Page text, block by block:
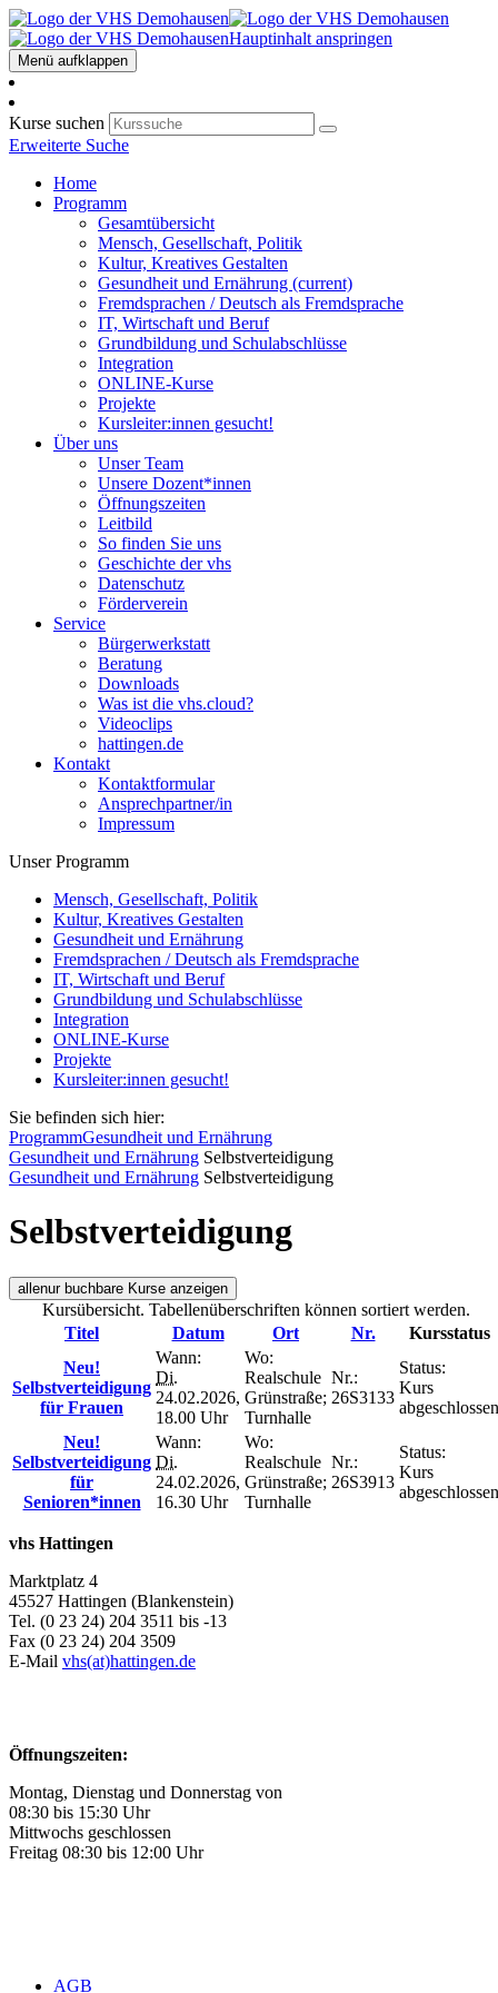
Hauptinhalt anspringen
Menü aufklappen
Kurse suchen
Erweiterte Suche
Home
Programm
Gesamtübersicht
Mensch, Gesellschaft, Politik
Kultur, Kreatives Gestalten
Gesundheit und Ernährung (current)
Fremdsprachen / Deutsch als Fremdsprache
IT, Wirtschaft und Beruf
Grundbildung und Schulabschlüsse
Integration
ONLINE-Kurse
Projekte
Kursleiter:innen gesucht!
Über uns
Unser Team
Unsere Dozent*innen
Öffnungszeiten
Leitbild
So finden Sie uns
Geschichte der vhs
Datenschutz
Förderverein
Service
Bürgerwerkstatt
Beratung
Downloads
Was ist die vhs.cloud?
Videoclips
hattingen.de
Kontakt
Kontaktformular
Ansprechpartner/in
Impressum
Unser Programm
Mensch, Gesellschaft, Politik
Kultur, Kreatives Gestalten
Gesundheit und Ernährung
Fremdsprachen / Deutsch als Fremdsprache
IT, Wirtschaft und Beruf
Grundbildung und Schulabschlüsse
Integration
ONLINE-Kurse
Projekte
Kursleiter:innen gesucht!
Sie befinden sich hier:
ProgrammGesundheit und Ernährung
Gesundheit und Ernährung Selbstverteidigung
Gesundheit und Ernährung Selbstverteidigung
Selbstverteidigung
allenur buchbare Kurse anzeigen
Kursübersicht. Tabellenüberschriften können sortiert werden.
Titel
Datum Ort Nr.
Kursstatus
Neu!
Selbstverteidigung
für Frauen
Wann:
Di.
24.02.2026,
18.00 Uhr
Wo:
Realschule
Grünstraße;
Turnhalle
Nr.:
26S3133
Status:
Kurs
abgeschlossen
Neu!
Selbstverteidigung
für
Senioren*innen
Wann:
Di.
24.02.2026,
16.30 Uhr
Wo:
Realschule
Grünstraße;
Turnhalle
Nr.:
26S3913
Status:
Kurs
abgeschlossen
vhs Hattingen
Marktplatz 4
45527 Hattingen (Blankenstein)
Tel. (0 23 24) 204 3511 bis -13
Fax (0 23 24) 204 3509
E-Mail vhs(at)hattingen.de
Öffnungszeiten:
Montag, Dienstag und Donnerstag von
08:30 bis 15:30 Uhr
Mittwochs geschlossen
Freitag 08:30 bis 12:00 Uhr
AGB